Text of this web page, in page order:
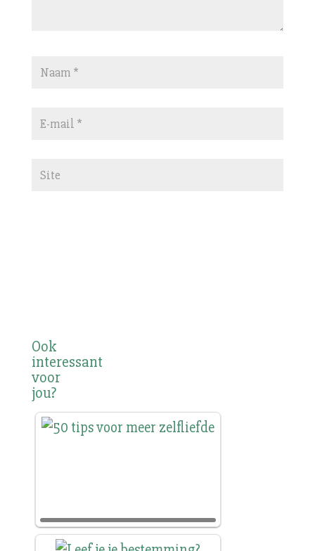
Ook
interessant
voor
jou?